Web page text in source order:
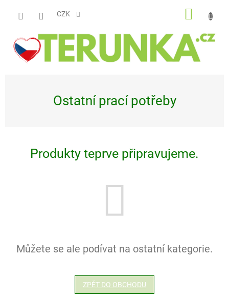
CZK
Ostatní prací potřeby
Produkty teprve připravujeme.
Můžete se ale podívat na ostatní kategorie.
ZPĚT DO OBCHODU